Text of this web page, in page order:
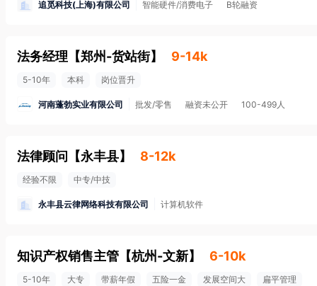
追觅科技(上海)有限公司 智能硬件/消费电子 B轮融资
法务经理 【郑州-货站街】 9-14k
5-10年 本科 岗位晋升
河南蓬勃实业有限公司 批发/零售 融资未公开 100-499人
法律顾问 【永丰县】 8-12k
经验不限 中专/中技
永丰县云律网络科技有限公司 计算机软件
知识产权销售主管 【杭州-文新】 6-10k
5-10年 大专 带薪年假 五险一金 发展空间大 扁平管理